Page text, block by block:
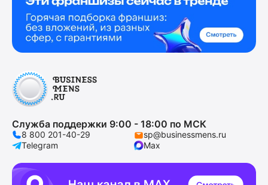
Служба поддержки 9:00 - 18:00 по МСК
8 800 201-40-29
sp@businessmens.ru
Telegram
Max